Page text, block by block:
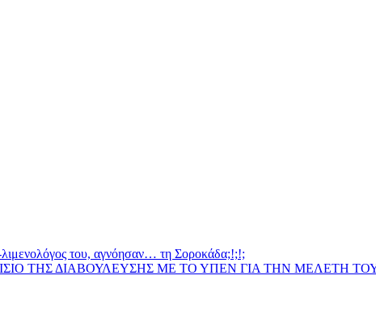
λιμενολόγος του, αγνόησαν… τη Σοροκάδα;!;!;
ΤΗΣ ΔΙΑΒΟΥΛΕΥΣΗΣ ΜΕ ΤΟ ΥΠΕΝ ΓΙΑ ΤΗΝ ΜΕΛΕΤΗ